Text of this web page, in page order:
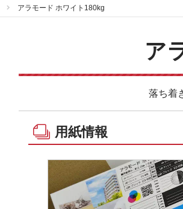
アラモード ホワイト180kg
ア
落ち着
用紙情報